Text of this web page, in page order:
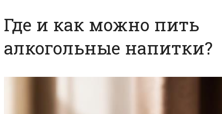
Где и как можно пить
алкогольные напитки?